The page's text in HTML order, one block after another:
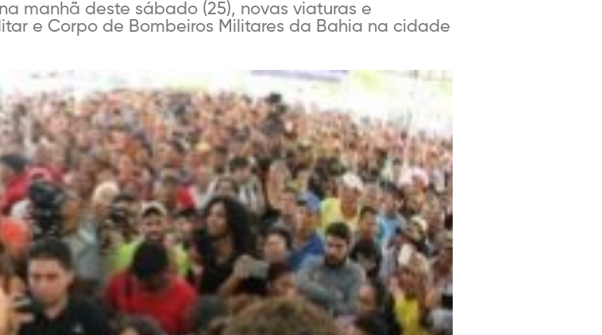
manhã deste sábado (25), novas viaturas e
e Corpo de Bombeiros Militares da Bahia na cidade